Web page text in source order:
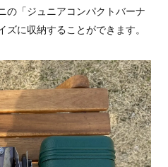
の「ジュニアコンパクトバーナ
に収納することができます。